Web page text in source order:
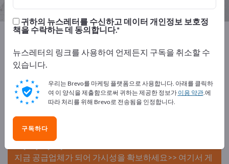
Exportpages 원자재 철강
Exportpages에서 무료로 광고하세
요!
수요 – 공급 – 중고품 – 비즈니스 연락처 >> 여기서 시작
하세요
Exportpages에 귀사의 회사와 제품을
게시하세요.
지금 공급업체가 되어 가시성을 확보하세요>> 여기서 게
귀하의 뉴스레터를 수신하고 데이터 개인정보 보호정
책을 수락하는 데 동의합니다.
뉴스레터의 링크를 사용하여 언제든지 구독을 취소할 수
있습니다.
우리는 Brevo를 마케팅 플랫폼으로 사용합니다. 아래를 클릭하
여 이 양식을 제출함으로써 귀하는 제공한 정보가 이용 약관.에
따라 처리를 위해 Brevo로 전송됨을 인정합니다.
구독하다